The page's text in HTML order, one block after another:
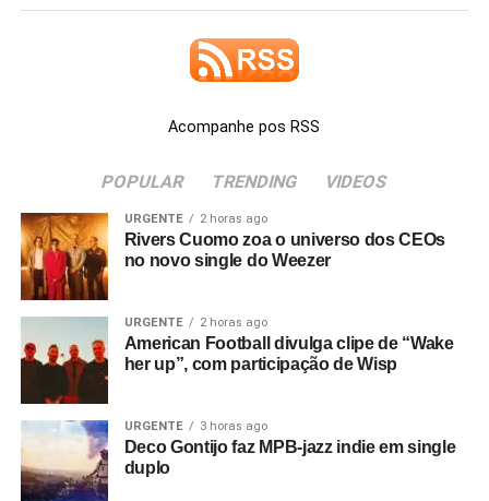
Renato Vilarouca. Estamos aqui de quinze
em quinze dias, às sextas! Apoie a gente
estamos também noMixcloud, noDeezer e no
Mais Pop Fantasma Documento
Acompanhe pos RSS
POPULAR TRENDING VIDEOS
URGENTE 2 horas ago
Rivers Cuomo zoa o universo dos CEOs
no novo single do Weezer
URGENTE 2 horas ago
American Football divulga clipe de “Wake
her up”, com participação de Wisp
URGENTE 3 horas ago
Deco Gontijo faz MPB-jazz indie em single
duplo